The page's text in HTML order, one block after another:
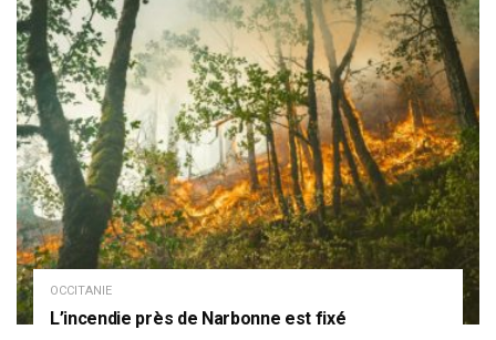
OCCITANIE
L’incendie près de Narbonne est fixé